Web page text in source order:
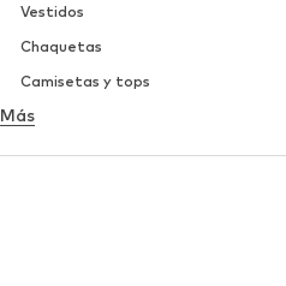
Vestidos
Chaquetas
Camisetas y tops
Ropa interior
Más